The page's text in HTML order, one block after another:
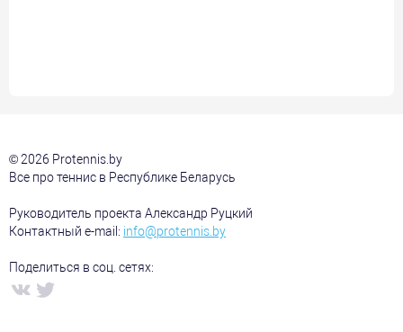
© 2026 Protennis.by
Все про теннис в Республике Беларусь
Руководитель проекта Александр Руцкий
Контактный e-mail: info@protennis.by
Поделиться в соц. сетях: